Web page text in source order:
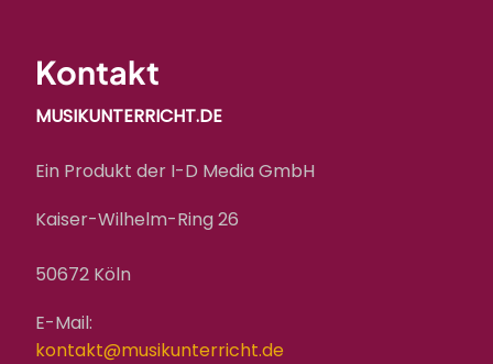
Kontakt
MUSIKUNTERRICHT.DE
Ein Produkt der I-D Media GmbH
Kaiser-Wilhelm-Ring 26
50672 Köln
E-Mail:
kontakt@musikunterricht.de